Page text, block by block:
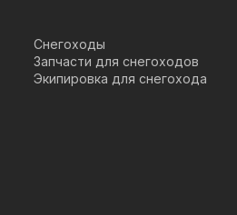
Снегоходы
Запчасти для снегоходов
Экипировка для снегохода